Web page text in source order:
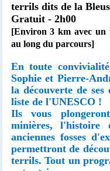
terrils dits de la
Gratuit - 2h00
[Environ 3 km avec un
au long du parcours]
En toute
Sophie et Pierre-
la découverte de
liste de l'UNESCO !
Ils vous
minières, l'histoire
anciennes fosses
permettront de
terrils. Tout un